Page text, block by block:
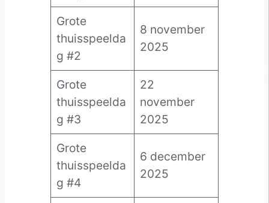
Grote
thuisspeelda
g #2
8 november
2025
Grote
thuisspeelda
g #3
22
november
2025
Grote
thuisspeelda
g #4
6 december
2025